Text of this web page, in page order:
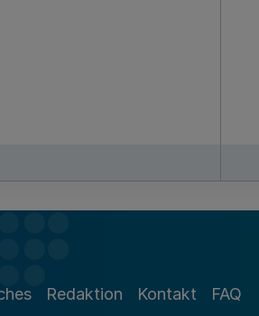
Redaktion Kontakt FAQ